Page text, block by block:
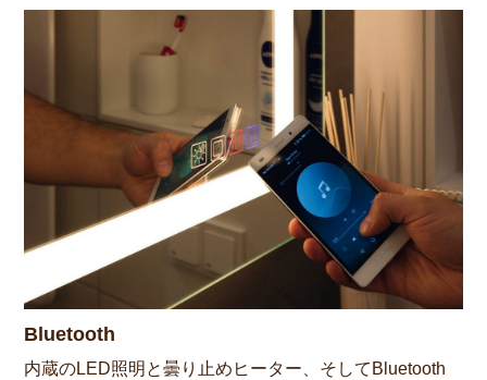
Bluetooth
内蔵のLED照明と曇り止めヒーター、そしてBluetooth